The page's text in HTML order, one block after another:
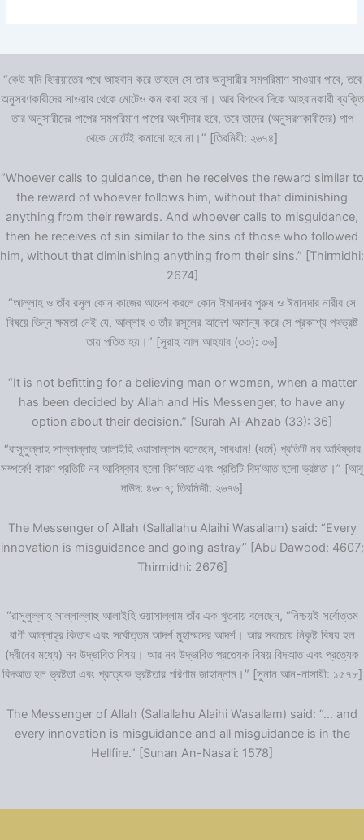
“কেউ যদি হিদায়াতের পথে আহবান করে তাহলে সে তার অনুসারীর সমপরিমাণ সাওয়াব পাবে, তবে
অনুসরণকারীদের সাওয়াব থেকে মোটেও কম করা হবে না। আর বিপথের দিকে আহবানকারী ব্যক্তি
তার অনুসারীদের পাপের সমপরিমাণ পাপের অংশীদার হবে, তবে তাদের (অনুসরণকারীদের) পাপ
থেকে মোটেই কমানো হবে না।” [তিরমিযী: ২৬৭৪]
“Whoever calls to guidance, then he receives the reward similar to
the reward of whoever follows him, without that diminishing
anything from their rewards. And whoever calls to misguidance,
then he receives of sin similar to the sins of those who followed
him, without that diminishing anything from their sins.” [Thirmidhi:
2674]
“আল্লাহ ও তাঁর রসূল কোন কাজের আদেশ করলে কোন ঈমানদার পুরুষ ও ঈমানদার নারীর সে
বিষয়ে ভিন্ন ক্ষমতা নেই যে, আল্লাহ ও তাঁর রসূলের আদেশ অমান্য করে সে প্রকাশ্য পথভ্রষ্ট
তায় পতিত হয়।” [সূরাহ আল আহযাব (৩৩): ৩৬]
“It is not befitting for a believing man or woman, when a matter
has been decided by Allah and His Messenger, to have any
option about their decision.” [Surah Al-Ahzab (33): 36]
“রাসূলুল্লাহ সাল্লাল্লাহু আলাইহি ওয়াসাল্লাম বলেছেন, সাবধান! (ধর্মে) প্রতিটি নব আবিষ্কার
সম্পর্কে! কারণ প্রতিটি নব আবিষ্কার হলো বিদ‘আত এবং প্রতিটি বিদ‘আত হলো ভ্রষ্টতা।” [আবূ
দাউদ: ৪৬০৭; তিরমিজী: ২৬৭৬]
The Messenger of Allah (Sallallahu Alaihi Wasallam) said: “Every
innovation is misguidance and going astray” [Abu Dawood: 4607;
Thirmidhi: 2676]
“রাসূলুল্লাহ সাল্লাল্লাহু আলাইহি ওয়াসাল্লাম তাঁর এক খুতবায় বলেছেন, “নিশ্চয়ই সর্বোত্তম
বাণী আল্লাহ্‌র কিতাব এবং সর্বোত্তম আদর্শ মুহাম্মদের আদর্শ। আর সবচেয়ে নিকৃষ্ট বিষয় হল
(দ্বীনের মধ্যে) নব উদ্ভাবিত বিষয়। আর নব উদ্ভাবিত প্রত্যেক বিষয় বিদআত এবং প্রত্যেক
বিদআত হল ভ্রষ্টতা এবং প্রত্যেক ভ্রষ্টতার পরিণাম জাহান্নাম।” [সুনান আন-নাসায়ী: ১৫৭৮]
The Messenger of Allah (Sallallahu Alaihi Wasallam) said: “… and
every innovation is misguidance and all misguidance is in the
Hellfire.” [Sunan An-Nasa’i: 1578]